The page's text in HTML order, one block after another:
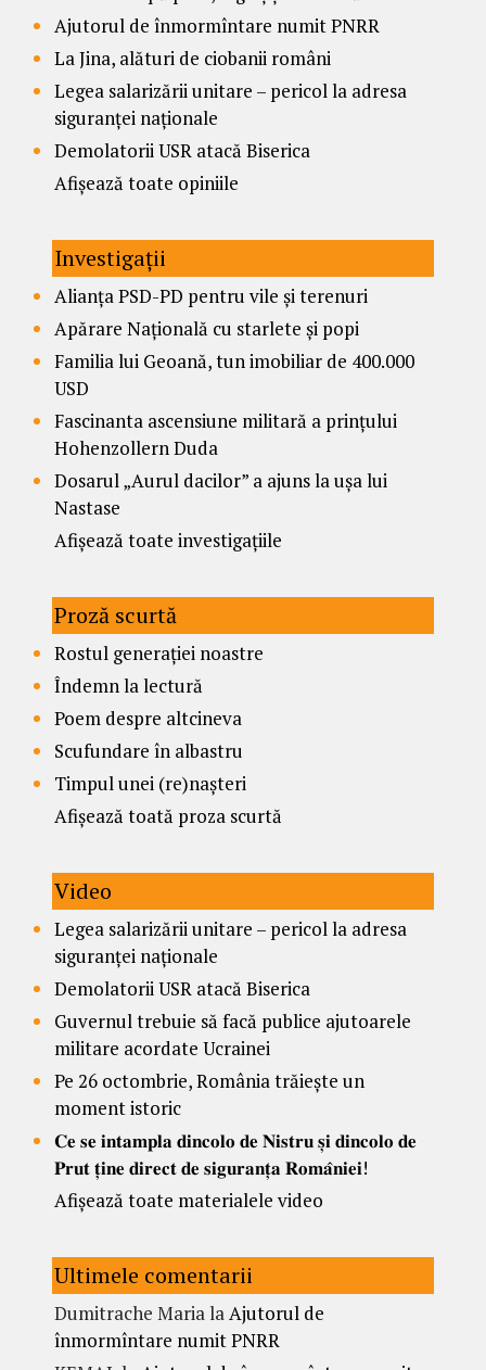
Ajutorul de înmormîntare numit PNRR
La Jina, alături de ciobanii români
Legea salarizării unitare – pericol la adresa
siguranței naționale
Demolatorii USR atacă Biserica
Afișează toate opiniile
Investigații
Alianța PSD-PD pentru vile și terenuri
Apărare Națională cu starlete și popi
Familia lui Geoană, tun imobiliar de 400.000
USD
Fascinanta ascensiune militară a prințului
Hohenzollern Duda
Dosarul „Aurul dacilor” a ajuns la ușa lui
Nastase
Afișează toate investigațiile
Proză scurtă
Rostul generației noastre
Îndemn la lectură
Poem despre altcineva
Scufundare în albastru
Timpul unei (re)nașteri
Afișează toată proza scurtă
Video
Legea salarizării unitare – pericol la adresa
siguranței naționale
Demolatorii USR atacă Biserica
Guvernul trebuie să facă publice ajutoarele
militare acordate Ucrainei
Pe 26 octombrie, România trăiește un
moment istoric
𝐂𝐞 𝐬𝐞 𝐢𝐧𝐭𝐚𝐦𝐩𝐥𝐚 𝐝𝐢𝐧𝐜𝐨𝐥𝐨 𝐝𝐞 𝐍𝐢𝐬𝐭𝐫𝐮 𝐬̦𝐢 𝐝𝐢𝐧𝐜𝐨𝐥𝐨 𝐝𝐞
𝐏𝐫𝐮𝐭 𝐭̦𝐢𝐧𝐞 𝐝𝐢𝐫𝐞𝐜𝐭 𝐝𝐞 𝐬𝐢𝐠𝐮𝐫𝐚𝐧𝐭̦𝐚 𝐑𝐨𝐦𝐚̂𝐧𝐢𝐞𝐢!
Afișează toate materialele video
Ultimele comentarii
Dumitrache MarialaAjutorul de
înmormîntare numit PNRR